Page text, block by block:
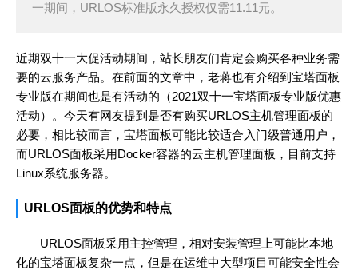
一期间，URLOS标准版永久授权仅需11.11元。
近期双十一大促活动期间，站长朋友们肯定会购买各种业务需
要的云服务产品。在前面的文章中，老蒋也有介绍到宝塔面板
专业版在期间也是有活动的（2021双十一宝塔面板专业版优惠
活动）。今天有网友提到是否有购买URLOS主机管理面板的
必要，相比较而言，宝塔面板可能比较适合入门级普通用户，
而URLOS面板采用Docker容器的云主机管理面板，目前支持
Linux系统服务器。
URLOS面板的优势和特点
URLOS面板采用主控管理，相对安装管理上可能比本地
化的宝塔面板复杂一点，但是在运维中大型项目可能安全性会